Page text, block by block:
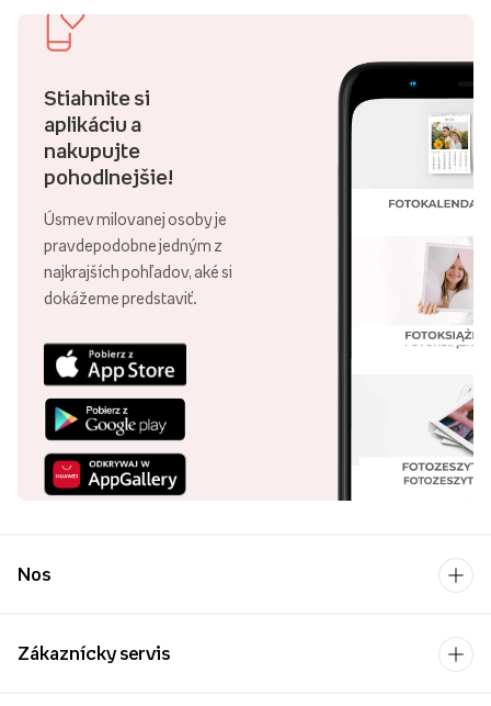
Stiahnite si
aplikáciu a
nakupujte
pohodlnejšie!
Úsmev milovanej osoby je
pravdepodobne jedným z
najkrajších pohľadov, aké si
dokážeme predstaviť.
Nos
Zákaznícky servis